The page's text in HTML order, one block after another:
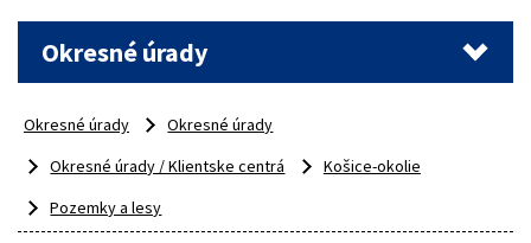
Okresné úrady
Okresné úrady
Okresné úrady
Okresné úrady / Klientske centrá
Košice-okolie
Pozemky a lesy